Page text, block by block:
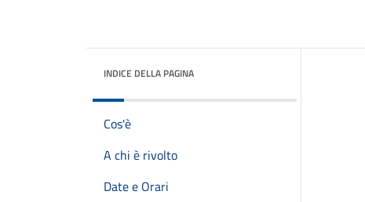
INDICE DELLA PAGINA
Cos'è
A chi è rivolto
Date e Orari